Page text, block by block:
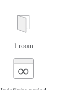
1 room
∞